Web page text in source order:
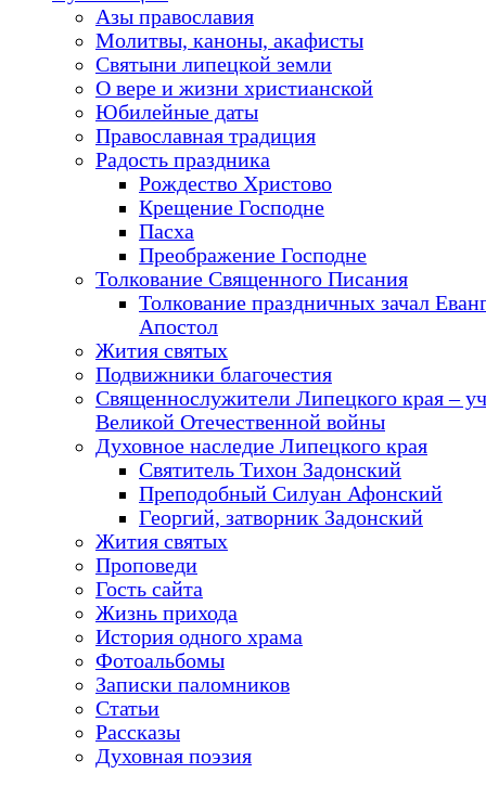
Азы православия
Молитвы, каноны, акафисты
Святыни липецкой земли
О вере и жизни христианской
Юбилейные даты
Православная традиция
Радость праздника
Рождество Христово
Крещение Господне
Пасха
Преображение Господне
Толкование Священного Писания
Толкование праздничных зачал
Апостол
Жития святых
Подвижники благочестия
Священнослужители Липецкого края –
Великой Отечественной войны
Духовное наследие Липецкого края
Святитель Тихон Задонский
Преподобный Силуан Афонский
Георгий, затворник Задонский
Жития святых
Проповеди
Гость сайта
Жизнь прихода
История одного храма
Фотоальбомы
Записки паломников
Статьи
Рассказы
Духовная поэзия